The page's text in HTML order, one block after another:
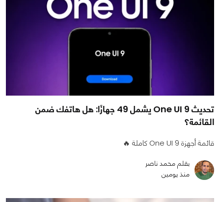
تحديث One UI 9 يشمل 49 جهازًا: هل هاتفك ضمن
القائمة؟
قائمة أجهزة One UI 9 كاملة 🔥
بقلم محمد ناصر
منذ يومين